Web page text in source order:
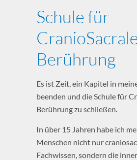
Schule für
Berührung
Es ist Zeit, ein Kapitel in
beenden und die Schule für
Berührung zu schließen.
In über 15 Jahren habe ich
Menschen nicht nur
Fachwissen, sondern die